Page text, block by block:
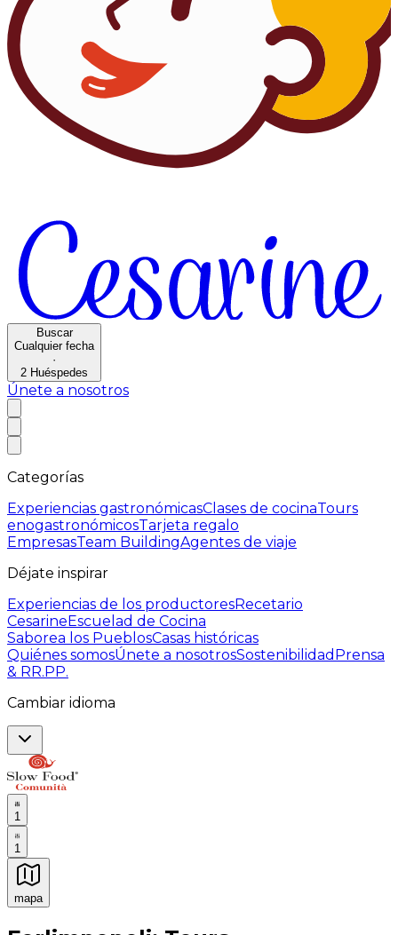
Buscar
Cualquier fecha
·
2 Huéspedes
Únete a nosotros
Categorías
Experiencias gastronómicasClases de cocinaTours
enogastronómicosTarjeta regalo
EmpresasTeam BuildingAgentes de viaje
Déjate inspirar
Experiencias de los productoresRecetario
CesarineEscuelad de Cocina
Saborea los PueblosCasas históricas
Quiénes somosÚnete a nosotrosSostenibilidad Prensa
& RR.PP.
Cambiar idioma
1
1
mapa